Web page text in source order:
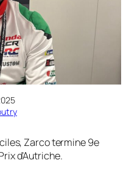
Zarco termine 9e
d’Autriche.